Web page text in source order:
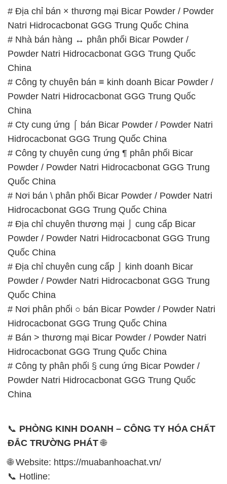
China
# Công ty chuyên bán ≡ kinh doanh Bicar Powder /
Powder Natri Hidrocacbonat GGG Trung Quốc
China
# Cty cung ứng ⌠ bán Bicar Powder / Powder Natri
Hidrocacbonat GGG Trung Quốc China
# Công ty chuyên cung ứng ¶ phân phối Bicar
Powder / Powder Natri Hidrocacbonat GGG Trung
Quốc China
# Nơi bán \ phân phối Bicar Powder / Powder Natri
Hidrocacbonat GGG Trung Quốc China
# Địa chỉ chuyên thương mại ⌡ cung cấp Bicar
Powder / Powder Natri Hidrocacbonat GGG Trung
Quốc China
# Địa chỉ chuyên cung cấp ⌡ kinh doanh Bicar
Powder / Powder Natri Hidrocacbonat GGG Trung
Quốc China
# Nơi phân phối ○ bán Bicar Powder / Powder Natri
Hidrocacbonat GGG Trung Quốc China
# Bán > thương mại Bicar Powder / Powder Natri
Hidrocacbonat GGG Trung Quốc China
# Công ty phân phối § cung ứng Bicar Powder /
Powder Natri Hidrocacbonat GGG Trung Quốc
China
📞PHÒNG KINH DOANH – CÔNG TY HÓA CHẤT
ĐẮC TRƯỜNG PHÁT🌐
🌐 Website: https://muabanhoachat.vn/
– 0933.920.505 – 028.3504.5555
028.3756.1841- 028.3756.1842